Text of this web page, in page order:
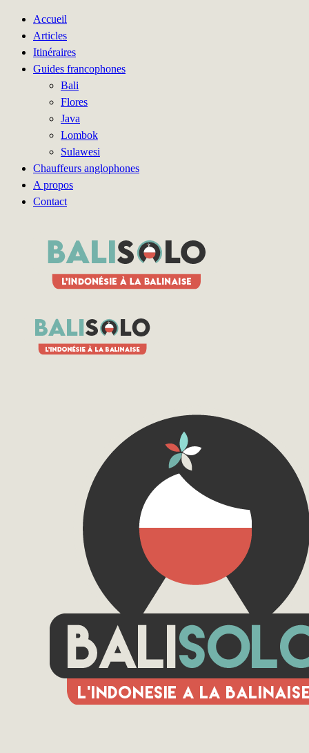
Accueil
Articles
Itinéraires
Guides francophones
Bali
Flores
Java
Lombok
Sulawesi
Chauffeurs anglophones
A propos
Contact